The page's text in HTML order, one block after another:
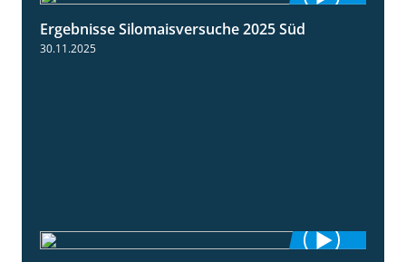
Ergebnisse Silomaisversuche 2025 Süd
30.11.2025